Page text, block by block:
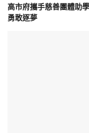
高市府攜手慈善團體助
勇敢逐夢